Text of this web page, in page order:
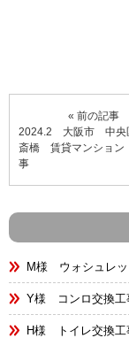
« 前の記事
2024.2 大阪市 中
斎橋 賃貸マンショ
事
M様 ウォシュレッ
Y様 コンロ交換工
H様 トイレ交換工